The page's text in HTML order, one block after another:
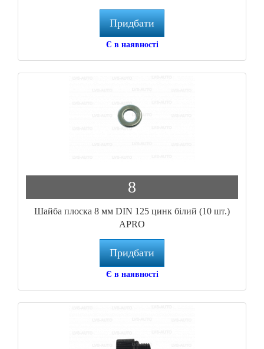
Придбати
Є в наявності
8
Шайба плоска 8 мм DIN 125 цинк білий (10 шт.)
APRO
Придбати
Є в наявності